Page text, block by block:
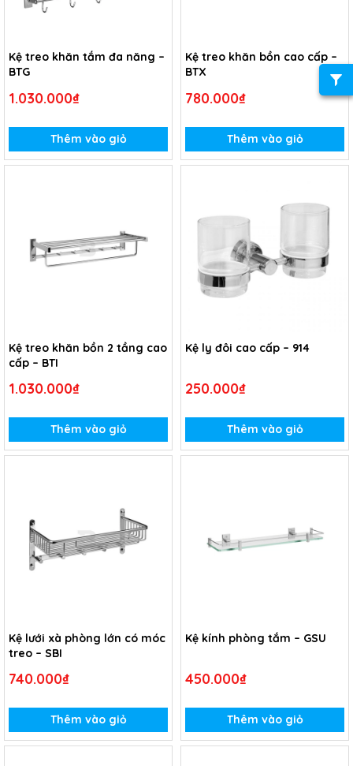
Kệ treo khăn tắm đa năng –
BTG
1.030.000₫
Thêm vào giỏ
Kệ treo khăn bồn cao cấp –
BTX
780.000₫
Thêm vào giỏ
Kệ treo khăn bồn 2 tầng cao
cấp – BTI
1.030.000₫
Thêm vào giỏ
Kệ ly đôi cao cấp – 914
250.000₫
Thêm vào giỏ
Kệ lưới xà phòng lớn có móc
treo – SBI
740.000₫
Thêm vào giỏ
Kệ kính phòng tắm – GSU
450.000₫
Thêm vào giỏ